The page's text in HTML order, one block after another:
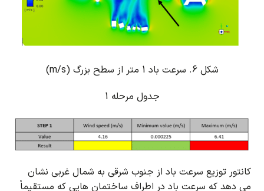
شکل 6.
سرعت باد 1 متر از سطح بزرگ (m/s)
جدول مرحله 1
کانتور توزیع سرعت باد از جنوب شرقی به شمال غربی نشان
می دهد که سرعت باد در اطراف ساختمان هایی که مستقیماً